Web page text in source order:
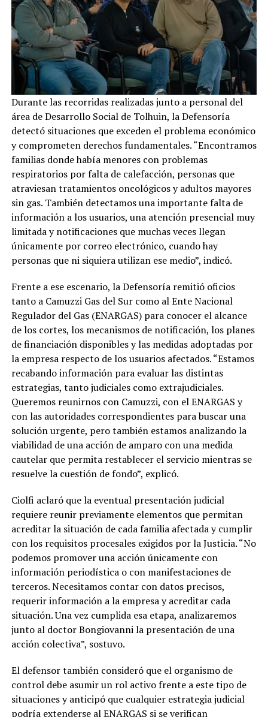
Durante las recorridas realizadas junto a personal del
área de Desarrollo Social de Tolhuin, la Defensoría
detectó situaciones que exceden el problema económico
y comprometen derechos fundamentales. “Encontramos
familias donde había menores con problemas
respiratorios por falta de calefacción, personas que
atraviesan tratamientos oncológicos y adultos mayores
sin gas. También detectamos una importante falta de
información a los usuarios, una atención presencial muy
limitada y notificaciones que muchas veces llegan
únicamente por correo electrónico, cuando hay
personas que ni siquiera utilizan ese medio”, indicó.
Frente a ese escenario, la Defensoría remitió oficios
tanto a Camuzzi Gas del Sur como al Ente Nacional
Regulador del Gas (ENARGAS) para conocer el alcance
de los cortes, los mecanismos de notificación, los planes
de financiación disponibles y las medidas adoptadas por
la empresa respecto de los usuarios afectados. “Estamos
recabando información para evaluar las distintas
estrategias, tanto judiciales como extrajudiciales.
Queremos reunirnos con Camuzzi, con el ENARGAS y
con las autoridades correspondientes para buscar una
solución urgente, pero también estamos analizando la
viabilidad de una acción de amparo con una medida
cautelar que permita restablecer el servicio mientras se
resuelve la cuestión de fondo”, explicó.
Ciolfi aclaró que la eventual presentación judicial
requiere reunir previamente elementos que permitan
acreditar la situación de cada familia afectada y cumplir
con los requisitos procesales exigidos por la Justicia. “No
podemos promover una acción únicamente con
información periodística o con manifestaciones de
terceros. Necesitamos contar con datos precisos,
requerir información a la empresa y acreditar cada
situación. Una vez cumplida esa etapa, analizaremos
junto al doctor Bongiovanni la presentación de una
acción colectiva”, sostuvo.
El defensor también consideró que el organismo de
control debe asumir un rol activo frente a este tipo de
situaciones y anticipó que cualquier estrategia judicial
podría extenderse al ENARGAS si se verifican